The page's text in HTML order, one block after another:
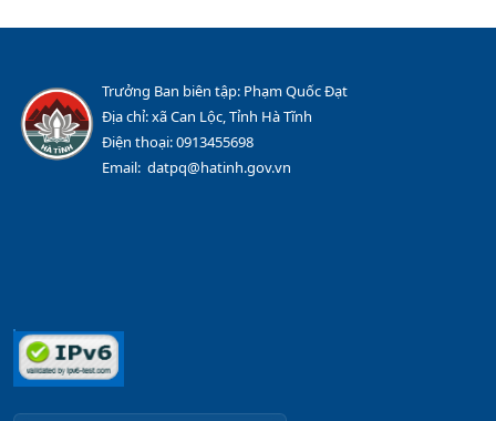
Trưởng Ban biên tập: Phạm Quốc Đạt
Địa chỉ: xã Can Lộc, Tỉnh Hà Tĩnh
Điện thoại: 0913455698
Email: datpq@hatinh.gov.vn